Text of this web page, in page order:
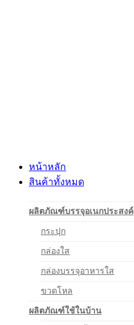
หน้าหลัก
สินค้าทั้งหมด
ผลิตภัณฑ์บรรจุอเนกประสงค์
กระปุก
กล่องใส
กล่องบรรจุอาหารใส
ขวดโหล
ผลิตภัณฑ์ใช้ในบ้าน